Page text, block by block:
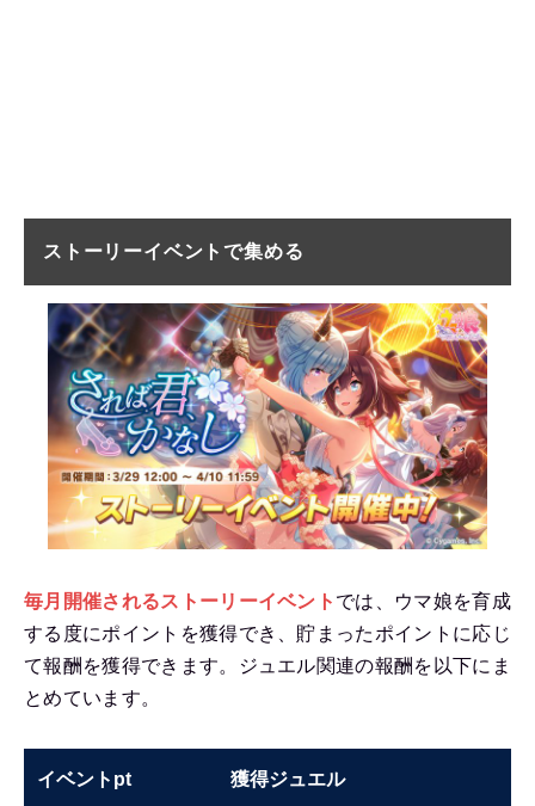
ストーリーイベントで集める
毎月開催されるストーリーイベント では、ウマ娘を育成
する度にポイントを獲得でき、貯まったポイントに応じ
て報酬を獲得できます。ジュエル関連の報酬を以下にま
とめています。
イベントpt 獲得ジュエル